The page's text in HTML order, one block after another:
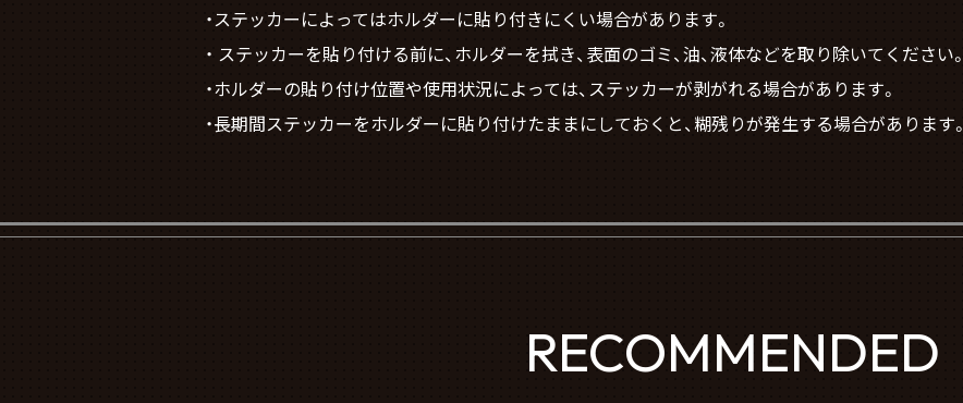
・ステッカーによってはホルダーに貼り付きにくい場合があります。
・ ステッカーを貼り付ける前に、ホルダーを拭き、表面のゴミ、油、液体などを取り除いてください。
・ホルダーの貼り付け位置や使用状況によっては、ステッカーが剥がれる場合があります。
・長期間ステッカーをホルダーに貼り付けたままにしておくと、糊残りが発生する場合があります。
RECOMMENDED